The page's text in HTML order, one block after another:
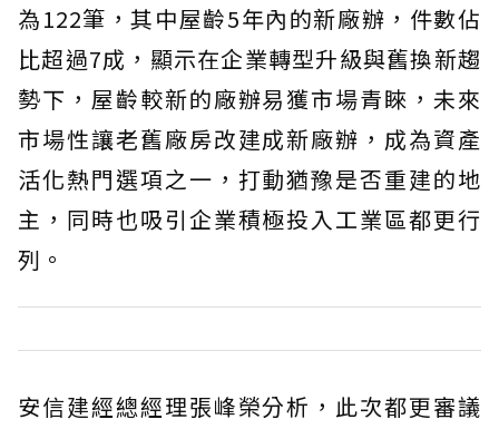
為122筆，其中屋齡5年內的新廠辦，件數佔
比超過7成，顯示在企業轉型升級與舊換新趨
勢下，屋齡較新的廠辦易獲市場青睞，未來
市場性讓老舊廠房改建成新廠辦，成為資產
活化熱門選項之一，打動猶豫是否重建的地
主，同時也吸引企業積極投入工業區都更行
列。
安信建經總經理張峰榮分析，此次都更審議